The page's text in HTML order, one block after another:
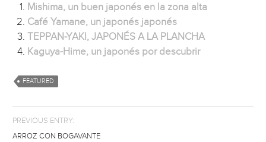
Mishima, un buen japonés en la zona alta
Café Yamane, un japonés japonés
TEPPAN-YAKI, JAPONÉS A LA PLANCHA
Kaguya-Hime, un japonés por descubrir
FEATURED
PREVIOUS ENTRY:
ARROZ CON BOGAVANTE